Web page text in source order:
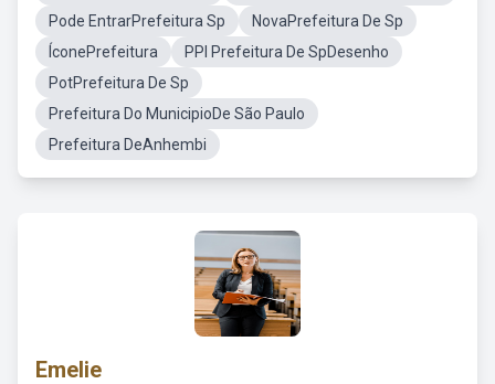
Pode EntrarPrefeitura Sp
NovaPrefeitura De Sp
ÍconePrefeitura
PPI Prefeitura De SpDesenho
PotPrefeitura De Sp
Prefeitura Do MunicipioDe São Paulo
Prefeitura DeAnhembi
Emelie